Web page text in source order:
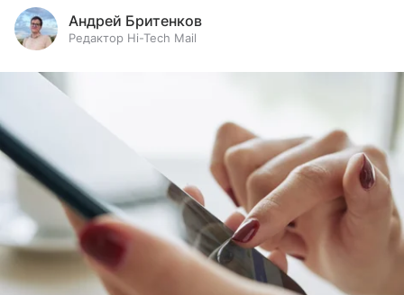
Андрей Бритенков
Редактор Hi-Tech Mail